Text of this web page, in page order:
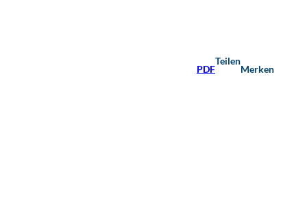
PDF
Teilen
Merken